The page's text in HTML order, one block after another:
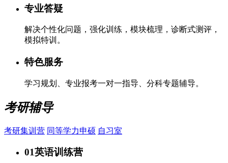
专业答疑
解决个性化问题，强化训练，模块梳理，诊断式测评，
模拟特训。
特色服务
学习规划、专业报考一对一指导、分科专题辅导。
考研辅导
考研集训营 同等学力申硕 自习室
01英语训练营